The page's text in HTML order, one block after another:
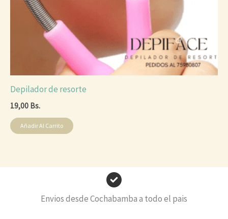
Depilador de resorte
19,00 Bs.
Añadir Al Carrito
Envios desde Cochabamba a todo el pais